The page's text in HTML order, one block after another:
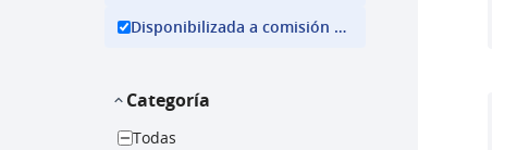
Disponibilizada a comisión ejecutiva
Categoría
Todas